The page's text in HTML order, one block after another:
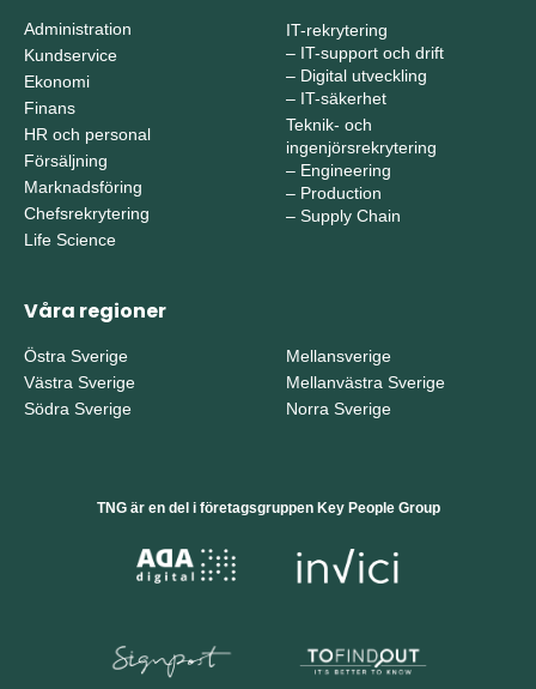
Administration
Kundservice
Ekonomi
Finans
HR och personal
Försäljning
Marknadsföring
Chefsrekrytering
Life Science
IT-rekrytering
– IT-support och drift
– Digital utveckling
– IT-säkerhet
Teknik- och
ingenjörsrekrytering
– Engineering
– Production
– Supply Chain
Våra regioner
Östra Sverige
Västra Sverige
Södra Sverige
Mellansverige
Mellanvästra Sverige
Norra Sverige
TNG är en del i företagsgruppen Key People Group